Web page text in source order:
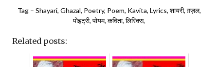
Tag – Shayari, Ghazal, Poetry, Poem, Kavita, Lyrics, शायरी, ग़ज़ल,
पोइट्री, पोयम, कविता, लिरिक्स,
Related posts: